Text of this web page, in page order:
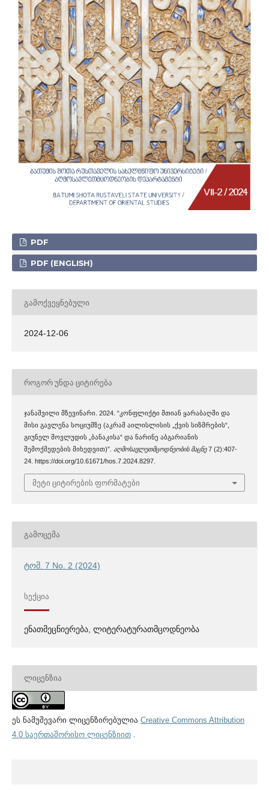
PDF
PDF (ENGLISH)
ᲒᲐᲛᲝᲥᲕᲔᲧᲜᲔᲑᲣᲚᲘ
2024-12-06
ᲠᲝᲒᲝᲠ ᲣᲜᲓᲐ ᲪᲘᲢᲘᲠᲔᲑᲐ
ჯანაშვილი მზევინარი. 2024. “კონფლიქტი მთიან ყარაბაღში და
მისი გავლენა სოციუმზე (აკრამ აილისლისის „ქვის სიზმრების“,
გიუნელ მოვლუდის „ბანაკისა“ და ნარინე აბგარიანის
შემოქმედების მიხედვით)”. აღმოსავლეთმცოდნეობის მაცნე7 (2):407-
24. https://doi.org/10.61671/hos.7.2024.8297.
მეტი ციტირების ფორმატები
ᲒᲐᲛᲝᲪᲔᲛᲐ
ტომ. 7 No. 2 (2024)
ᲡᲔᲥᲪᲘᲐ
ენათმეცნიერება, ლიტერატურათმცოდნეობა
ᲚᲘᲪᲔᲜᲖᲘᲐ
ეს ნამუშევარი ლიცენზირებულია Creative Commons Attribution
4.0 საერთაშორისო ლიცენზიით.